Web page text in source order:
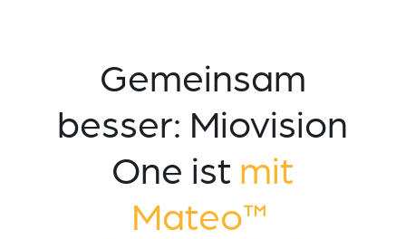
Gemeinsam
besser: Miovision
One ist mit
Mateo™